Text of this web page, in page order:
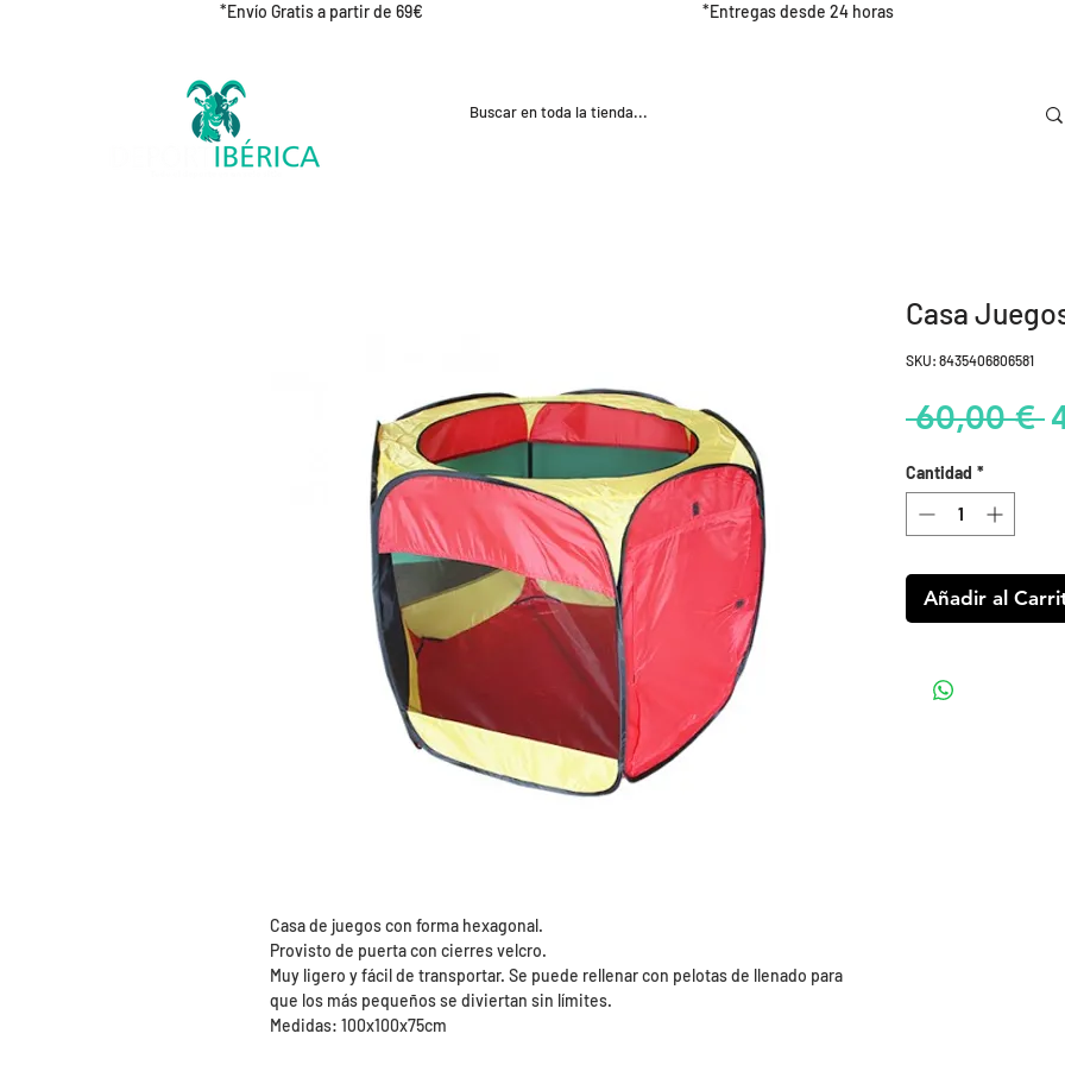
*Envío Gratis a partir de 69€ *Entregas desde 24 horas
Casa de juegos con forma hexagonal.
Provisto de puerta con cierres velcro.
Muy ligero y fácil de transportar. Se puede rellenar con pelotas de llenado para
que los más pequeños se diviertan sin límites.
Medidas: 100x100x75cm
Casa
SKU: 8435406806581
60,00 €
Cantidad *
Añadir al